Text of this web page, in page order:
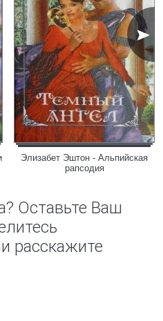
Элизабет Эштон - Альпийская
рапсодия
Оставьте Ваш
расскажите